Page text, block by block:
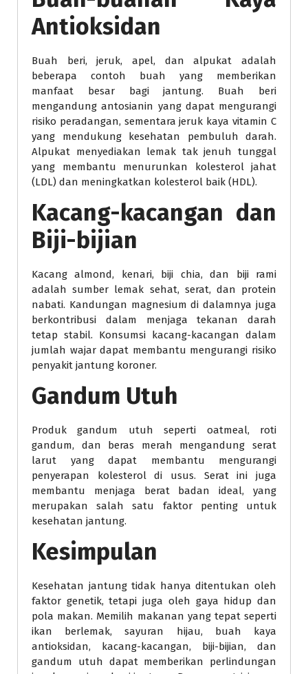
Antioksidan
Buah beri, jeruk, apel, dan alpukat adalah
beberapa contoh buah yang memberikan
manfaat besar bagi jantung. Buah beri
mengandung antosianin yang dapat mengurangi
risiko peradangan, sementara jeruk kaya vitamin C
yang mendukung kesehatan pembuluh darah.
Alpukat menyediakan lemak tak jenuh tunggal
yang membantu menurunkan kolesterol jahat
(LDL) dan meningkatkan kolesterol baik (HDL).
Kacang-kacangan dan
Biji-bijian
Kacang almond, kenari, biji chia, dan biji rami
adalah sumber lemak sehat, serat, dan protein
nabati. Kandungan magnesium di dalamnya juga
berkontribusi dalam menjaga tekanan darah
tetap stabil. Konsumsi kacang-kacangan dalam
jumlah wajar dapat membantu mengurangi risiko
penyakit jantung koroner.
Gandum Utuh
Produk gandum utuh seperti oatmeal, roti
gandum, dan beras merah mengandung serat
larut yang dapat membantu mengurangi
penyerapan kolesterol di usus. Serat ini juga
membantu menjaga berat badan ideal, yang
merupakan salah satu faktor penting untuk
kesehatan jantung.
Kesimpulan
Kesehatan jantung tidak hanya ditentukan oleh
faktor genetik, tetapi juga oleh gaya hidup dan
pola makan. Memilih makanan yang tepat seperti
ikan berlemak, sayuran hijau, buah kaya
antioksidan, kacang-kacangan, biji-bijian, dan
gandum utuh dapat memberikan perlindungan